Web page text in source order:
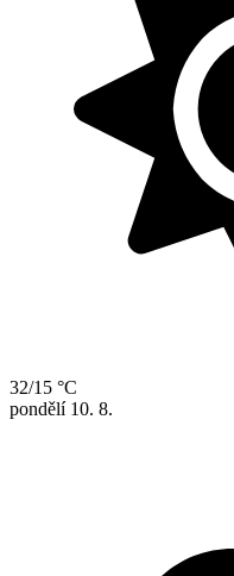
32/15 °C
pondělí 10. 8.